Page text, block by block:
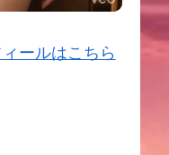
ールはこちら